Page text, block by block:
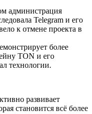
администрация
Telegram и его
к отмене проекта в
более
TON и его
технологии.
развивает
становится всё более